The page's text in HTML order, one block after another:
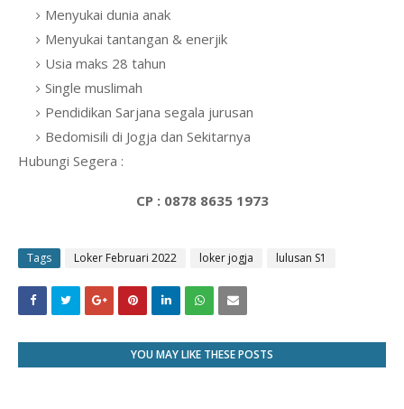
Menyukai dunia anak
Menyukai tantangan & enerjik
Usia maks 28 tahun
Single muslimah
Pendidikan Sarjana segala jurusan
Bedomisili di Jogja dan Sekitarnya
Hubungi Segera :
CP : 0878 8635 1973
Tags Loker Februari 2022 loker jogja lulusan S1
YOU MAY LIKE THESE POSTS